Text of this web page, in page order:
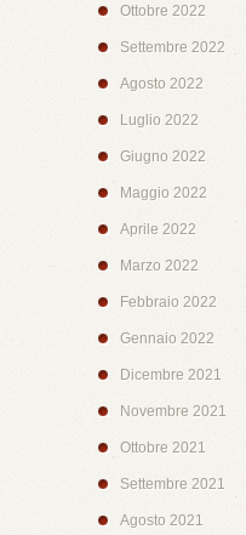
Ottobre 2022
Settembre 2022
Agosto 2022
Luglio 2022
Giugno 2022
Maggio 2022
Aprile 2022
Marzo 2022
Febbraio 2022
Gennaio 2022
Dicembre 2021
Novembre 2021
Ottobre 2021
Settembre 2021
Agosto 2021